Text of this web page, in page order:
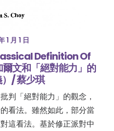
1 月 1 日
Definition Of
文和「絕對能力」的
/ 蔡少琪
判「絕對能力」的觀念，
看法。雖然如此，部分當
這看法。基於修正派對中